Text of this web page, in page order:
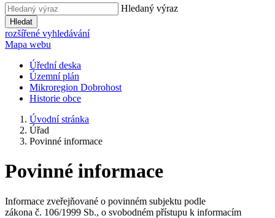
Hledaný výraz
Hledat
rozšířené vyhledávání
Mapa webu
Úřední deska
Územní plán
Mikroregion Dobrohost
Historie obce
Úvodní stránka
Úřad
Povinné informace
Povinné informace
Informace zveřejňované o povinném subjektu podle
zákona č. 106/1999 Sb., o svobodném přístupu k informacím